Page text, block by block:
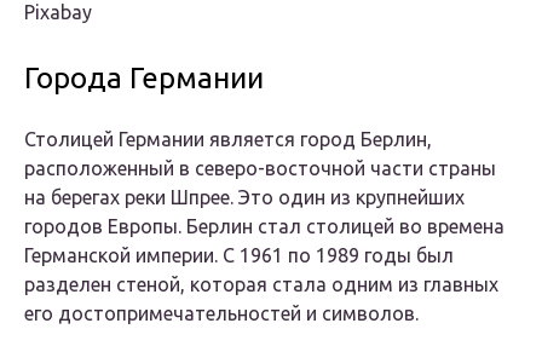
Pixabay
Города Германии
Столицей Германии является город Берлин,
расположенный в северо-восточной части страны
на берегах реки Шпрее. Это один из крупнейших
городов Европы. Берлин стал столицей во времена
Германской империи. С 1961 по 1989 годы был
разделен стеной, которая стала одним из главных
его достопримечательностей и символов.